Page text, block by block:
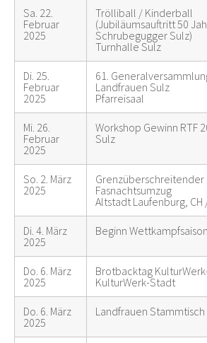
Sa. 22.
Februar
2025
Trölliball / Kinderball
(Jubiläumsauftritt 50
Schrubegugger Sulz)
Turnhalle Sulz
Di. 25.
Februar
2025
61.
Landfrauen Sulz
Pfarreisaal
Mi. 26.
Februar
2025
Workshop Gewinn RTF
Sulz
So. 2. März
2025
Grenzüberschreitender
Fasnachtsumzug
Altstadt Laufenburg, CH
Di. 4. März
2025
Beginn Wettkampfsaison
Do. 6. März
2025
Brotbacktag
KulturWerk-Stadt
Do. 6. März
2025
Landfrauen Stammtisch